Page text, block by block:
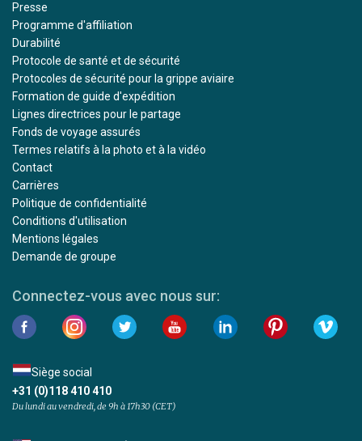
Presse
Programme d'affiliation
Durabilité
Protocole de santé et de sécurité
Protocoles de sécurité pour la grippe aviaire
Formation de guide d'expédition
Lignes directrices pour le partage
Fonds de voyage assurés
Termes relatifs à la photo et à la vidéo
Contact
Carrières
Politique de confidentialité
Conditions d'utilisation
Mentions légales
Demande de groupe
Connectez-vous avec nous sur:
Siège social
+31 (0)118 410 410
Du lundi au vendredi, de 9h à 17h30 (CET)